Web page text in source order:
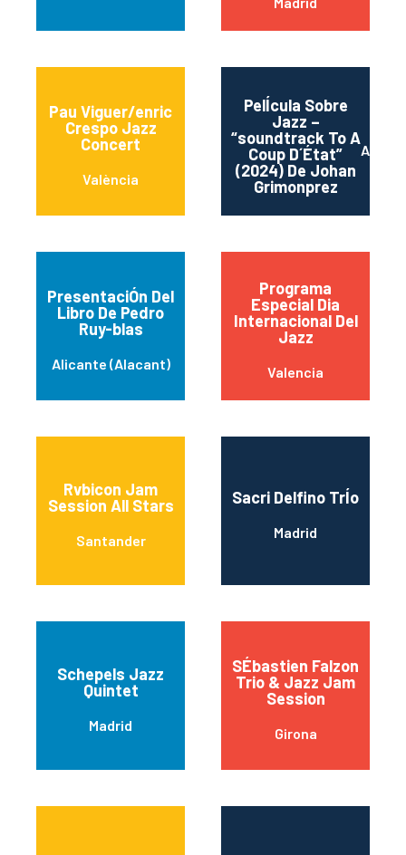
Pau Viguer/enric
Crespo Jazz
Concert
València
PelÍcula Sobre
Jazz –
“soundtrack To A
Coup D´État”
(2024) De Johan
Grimonprez
PresentaciÓn Del
Libro De Pedro
Ruy-blas
Alicante (Alacant)
Programa
Especial Dia
Internacional Del
Jazz
Valencia
Rvbicon Jam
Session All Stars
Santander
Sacri Delfino TrÍo
Madrid
Schepels Jazz
Quintet
Madrid
SÉbastien Falzon
Trio & Jazz Jam
Session
Girona